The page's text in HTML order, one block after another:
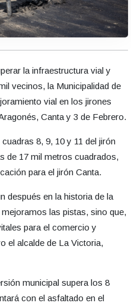
la infraestructura vial y
vecinos, la Municipalidad de
vial en los jirones
Canta y 3 de Febrero.
8, 9, 10 y 11 del jirón
de 17 mil metros cuadrados,
para el jirón Canta.
después en la historia de la
las pistas, sino que,
para el comercio y
el alcalde de La Victoria,
municipal supera los 8
con el asfaltado en el